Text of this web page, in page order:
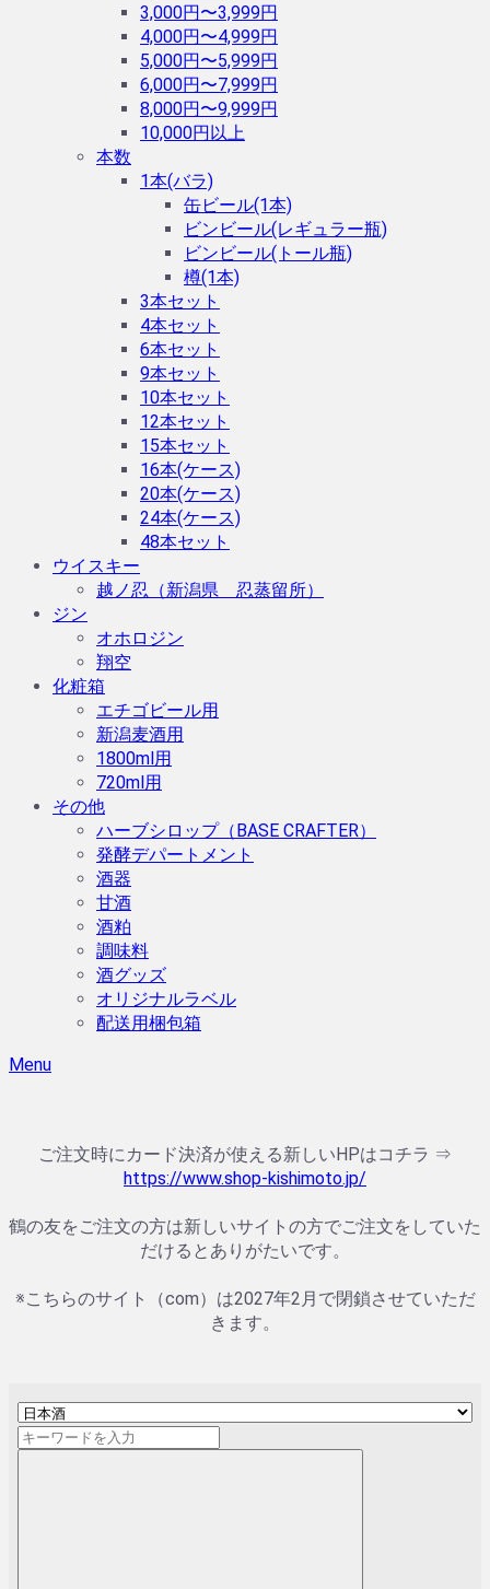
3,000円〜3,999円
4,000円〜4,999円
5,000円〜5,999円
6,000円〜7,999円
8,000円〜9,999円
10,000円以上
本数
1本(バラ)
缶ビール(1本)
ビンビール(レギュラー瓶)
ビンビール(トール瓶)
樽(1本)
3本セット
4本セット
6本セット
9本セット
10本セット
12本セット
15本セット
16本(ケース)
20本(ケース)
24本(ケース)
48本セット
ウイスキー
越ノ忍（新潟県 忍蒸留所）
ジン
オホロジン
翔空
化粧箱
エチゴビール用
新潟麦酒用
1800ml用
720ml用
その他
ハーブシロップ（BASE CRAFTER）
発酵デパートメント
酒器
甘酒
酒粕
調味料
酒グッズ
オリジナルラベル
配送用梱包箱
Menu
ご注文時にカード決済が使える新しいHPはコチラ ⇒
https://www.shop-kishimoto.jp/
鶴の友をご注文の方は新しいサイトの方でご注文をしていた
だけるとありがたいです。
※こちらのサイト（com）は2027年2月で閉鎖させていただ
きます。